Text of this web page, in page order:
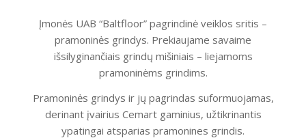
Įmonės UAB “Baltfloor” pagrindinė veiklos sritis –
pramoninės grindys. Prekiaujame savaime
išsilyginančiais grindų mišiniais – liejamoms
pramoninėms grindims.
Pramoninės grindys ir jų pagrindas suformuojamas,
derinant įvairius Cemart gaminius, užtikrinantis
ypatingai atsparias pramonines grindis.